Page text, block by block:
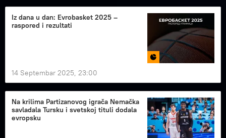
Iz dana u dan: Evrobasket 2025 –
raspored i rezultati
14 Septembar 2025, 23:00
Na krilima Partizanovog igrača Nemačka
savladala Tursku i svetskoj tituli dodala
evropsku